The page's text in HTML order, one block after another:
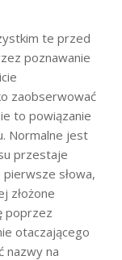
te przed
poznawanie
zaobserwować
to powiązanie
Normalne jest
przestaje
słowa,
złożone
poprzez
otaczającego
nazwy na